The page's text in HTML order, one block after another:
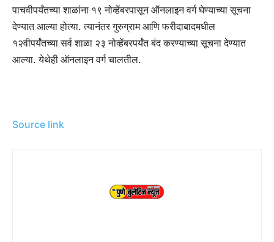
पाचवीपर्यंतच्या शाळांना १९ नोव्हेंबरपासून ऑनलाइन वर्ग घेण्याच्या सूचना
देण्यात आल्या होत्या. त्यानंतर गुरुग्राम आणि फरीदाबादमधील
१२वीपर्यंतच्या सर्व शाळा २३ नोव्हेंबरपर्यंत बंद करण्याच्या सूचना देण्यात
आल्या. येथेही ऑनलाइन वर्ग चालतील.
Source link